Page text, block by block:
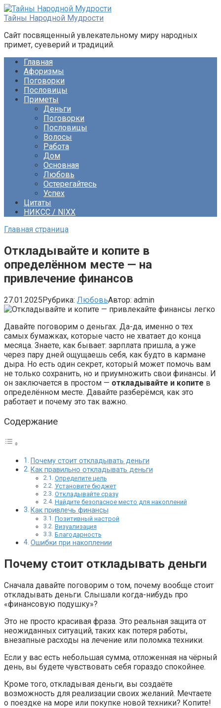
Перейти
к
Тайны Народной Мудрости
Сайт посвященный увлекательному миру народных
примет, суеверий и традиций.
Главная
Афоризмы
Поговорки
Пословицы
Приметы
Деньги
Поговорки
Пословицы
Волосы
Работа
Дом
Основная
Любовь
Остерегайтесь
Успех
Цитаты
НИКСС / NIXX
Главная страница
Откладывайте и копите в
определённом месте — на
привлечение финансов
27.01.2025Рубрика: ЛюбовьАвтор: admin
Давайте поговорим о деньгах. Да-да, именно о тех
самых бумажках, которые часто не хватает до конца
месяца. Знаете, как бывает: зарплата пришла, а уже
через пару дней ощущаешь себя, как будто в кармане
дыра. Но есть один секрет, который может помочь вам
не только сохранить, но и приумножить свои финансы. И
он заключается в простом — откладывайте и копите в
определённом месте. Давайте разберёмся, как это
работает и почему это так важно.
Содержание
Почему стоит откладывать деньги
Как правильно откладывать деньги
Определите цель
Установите бюджет
Откладывайте сразу
Найдите безопасное место для накоплений
Как привлечь финансы
Позитивный настрой
Визуализация
Благодарность
Ошибки при накоплении
Почему стоит откладывать деньги
Сначала давайте поговорим о том, почему вообще стоит
откладывать деньги. Слышали когда-нибудь про
«финансовую подушку»?
Это не просто красивая фраза. Это реальная защита от
неожиданных ситуаций, таких как потеря работы,
внезапные расходы на лечение или поломка техники.
Если у вас есть небольшая сумма, отложенная на чёрный
день, вы будете чувствовать себя гораздо спокойнее.
Кроме того, откладывая деньги, вы создаёте
возможность для реализации своих желаний. Мечтаете
о поездке на море или покупке новой техники? Копите!